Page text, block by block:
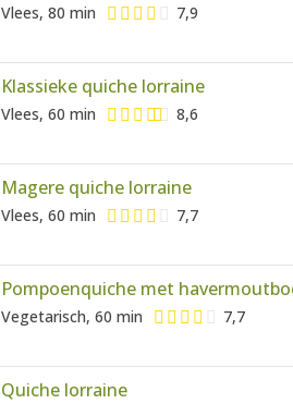
Vlees, 80 min 7,9
Klassieke quiche lorraine
Vlees, 60 min 8,6
Magere quiche lorraine
Vlees, 60 min 7,7
Pompoenquiche met
Vegetarisch, 60 min 7,7
Quiche lorraine